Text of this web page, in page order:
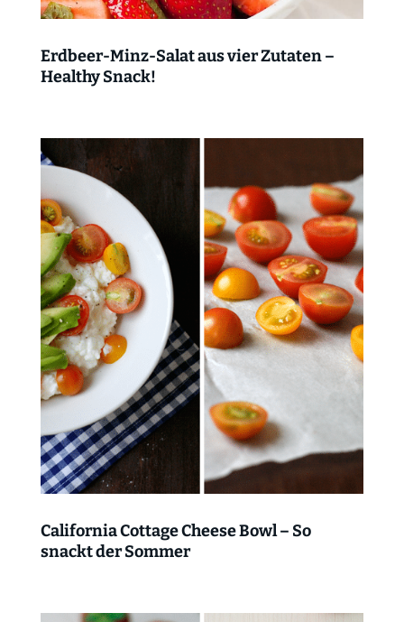
Erdbeer-Minz-Salat aus vier Zutaten –
Healthy Snack!
California Cottage Cheese Bowl – So
snackt der Sommer